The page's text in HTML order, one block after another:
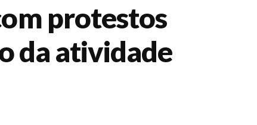
protestos
da atividade